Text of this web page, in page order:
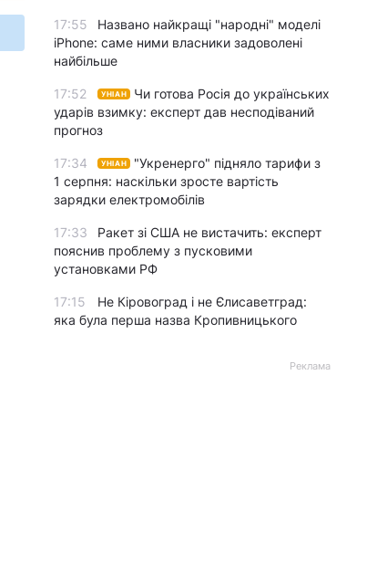
17:55
Названо найкращі "народні" моделі
iPhone: саме ними власники задоволені
найбільше
17:52 УНІАН
Чи готова Росія до українських
ударів взимку: експерт дав несподіваний
прогноз
17:34 УНІАН
"Укренерго" підняло тарифи з
1 серпня: наскільки зросте вартість
зарядки електромобілів
17:33
Ракет зі США не вистачить: експерт
пояснив проблему з пусковими
установками РФ
17:15
Не Кіровоград і не Єлисаветград:
яка була перша назва Кропивницького
Реклама